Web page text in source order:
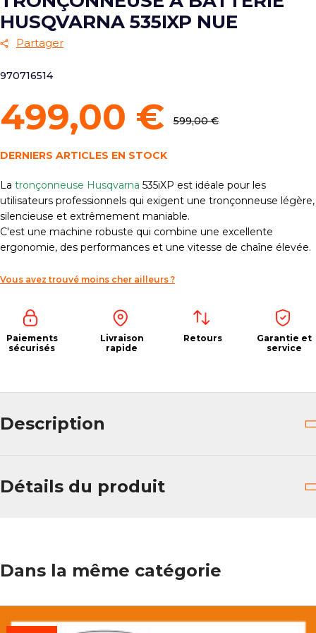
HUSQVARNA 535IXP NUE
Partager
970716514
499,00 € 599,00 €
DERNIERS ARTICLES EN STOCK
La tronçonneuse Husqvarna 535iXP est idéale pour les
utilisateurs professionnels qui exigent une tronçonneuse légère,
silencieuse et extrêmement maniable.
C'est une machine robuste qui combine une excellente
ergonomie, des performances et une vitesse de chaîne élevée.
Vous avez trouvé moins cher ailleurs ?
Paiements
sécurisés
Livraison
rapide
Retours
Garantie et
service
Description
Détails du produit
Dans la même catégorie